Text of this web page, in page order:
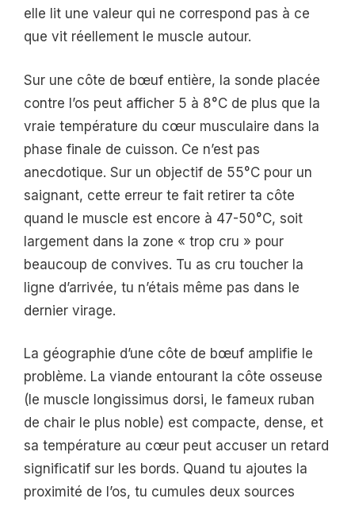
elle lit une valeur qui ne correspond pas à ce
que vit réellement le muscle autour.
Sur une côte de bœuf entière, la sonde placée
contre l’os peut afficher 5 à 8°C de plus que la
vraie température du cœur musculaire dans la
phase finale de cuisson. Ce n’est pas
anecdotique. Sur un objectif de 55°C pour un
saignant, cette erreur te fait retirer ta côte
quand le muscle est encore à 47-50°C, soit
largement dans la zone « trop cru » pour
beaucoup de convives. Tu as cru toucher la
ligne d’arrivée, tu n’étais même pas dans le
dernier virage.
La géographie d’une côte de bœuf amplifie le
problème. La viande entourant la côte osseuse
(le muscle longissimus dorsi, le fameux ruban
de chair le plus noble) est compacte, dense, et
sa température au cœur peut accuser un retard
significatif sur les bords. Quand tu ajoutes la
proximité de l’os, tu cumules deux sources